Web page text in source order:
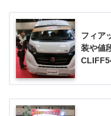
フィア
装や値